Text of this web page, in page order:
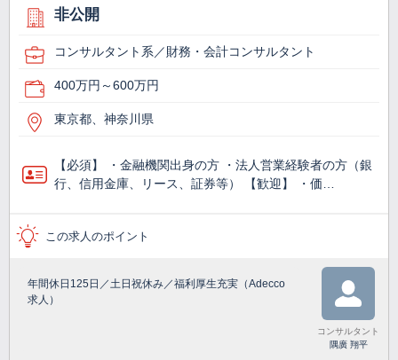
非公開
コンサルタント系／財務・会計コンサルタント
400万円～600万円
東京都、神奈川県
【必須】 ・金融機関出身の方 ・法人営業経験者の方（銀
行、信用金庫、リース、証券等） 【歓迎】 ・価…
この求人のポイント
年間休日125日／土日祝休み／福利厚生充実（Adecco
求人）
コンサルタント
隅廣 翔平